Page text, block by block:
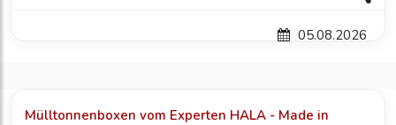
05.08.2026
Mülltonnenboxen vom Experten HALA - Made in